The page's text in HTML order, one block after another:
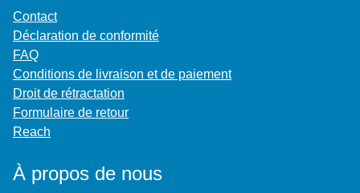
Contact
Déclaration de conformité
FAQ
Conditions de livraison et de paiement
Droit de rétractation
Formulaire de retour
Reach
À propos de nous